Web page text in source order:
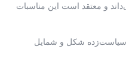
و معتقد است این مناسبات
سیاست‌زده شکل و شمایل